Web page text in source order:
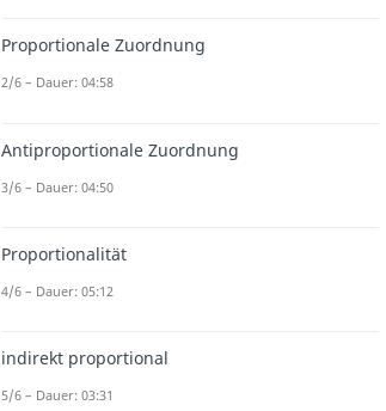
Proportionale Zuordnung
2/6 – Dauer: 04:58
Antiproportionale Zuordnung
3/6 – Dauer: 04:50
Proportionalität
4/6 – Dauer: 05:12
indirekt proportional
5/6 – Dauer: 03:31